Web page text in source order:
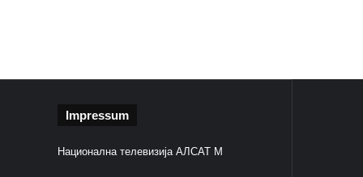
Impressum
Национална телевизија АЛСАТ М